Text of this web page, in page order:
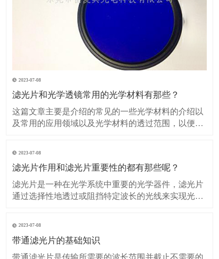
2023-07-08
滤光片和光学透镜常用的光学材料有那些？
这篇文章主要是介绍的常见的一些光学材料的介绍以
及常用的应用领域以及光学材料的透过范围，以便在
膨胀系数较大，不推荐用于温度敏感的领域应用，在
可见光
2023-07-08
滤光片作用和滤光片重要性的都有那些呢？
滤光片是一种在光学系统中重要的光学器件，滤光片
通过选择性地透过或阻挡特定波长的光线来实现光的
片对光的控制和调节： 滤光片可以选择性地透过或阻
挡特
2023-07-08
带通滤光片的基础知识